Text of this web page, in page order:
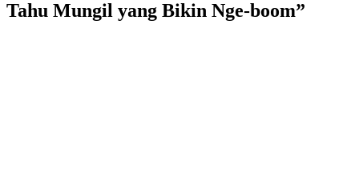
Tahu Mungil yang Bikin Nge-boom”